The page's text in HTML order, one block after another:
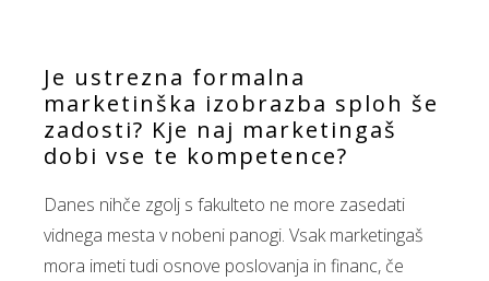
Je ustrezna formalna
marketinška izobrazba sploh še
zadosti? Kje naj marketingaš
dobi vse te kompetence?
Danes nihče zgolj s fakulteto ne more zasedati
vidnega mesta v nobeni panogi. Vsak marketingaš
mora imeti tudi osnove poslovanja in financ, če